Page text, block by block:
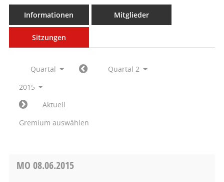
Informationen Mitglieder
Sitzungen
Quartal
Quartal 2
2015
Aktuell
Gremium auswählen
MO 08.06.2015